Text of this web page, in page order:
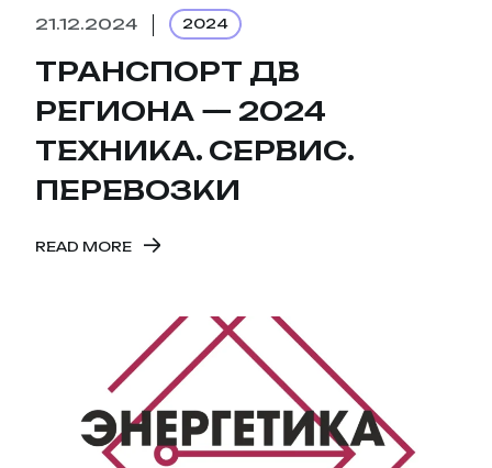
21.12.2024 2024
ТРАНСПОРТ ДВ
РЕГИОНА — 2024
ТЕХНИКА. СЕРВИС.
ПЕРЕВОЗКИ
READ MORE